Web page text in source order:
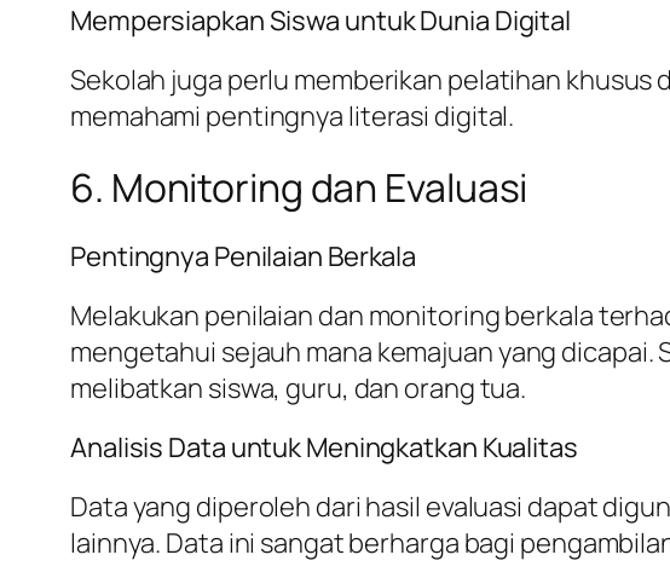
Mempersiapkan Siswa untuk Dunia Digital
Sekolah juga perlu memberikan pelatihan
memahami pentingnya literasi digital.
6. Monitoring dan Evaluasi
Pentingnya Penilaian Berkala
Melakukan penilaian dan monitoring berkala
mengetahui sejauh mana kemajuan yang
melibatkan siswa, guru, dan orang tua.
Analisis Data untuk Meningkatkan Kualitas
Data yang diperoleh dari hasil evaluasi dapat
lainnya. Data ini sangat berharga bagi